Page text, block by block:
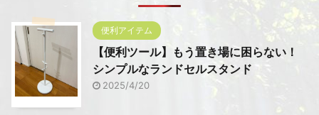
便利アイテム
【便利ツール】もう置き場に困らない！
シンプルなランドセルスタンド
2025/4/20